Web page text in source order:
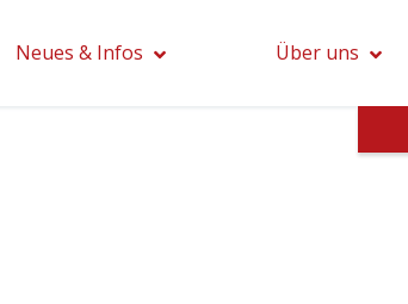
Neues & Infos Über uns